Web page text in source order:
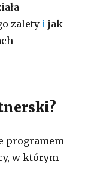
zalety i jak
programem
w którym